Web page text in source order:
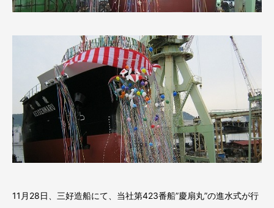
11月28日、三好造船にて、当社第423番船”慶扇丸”の進水式が行